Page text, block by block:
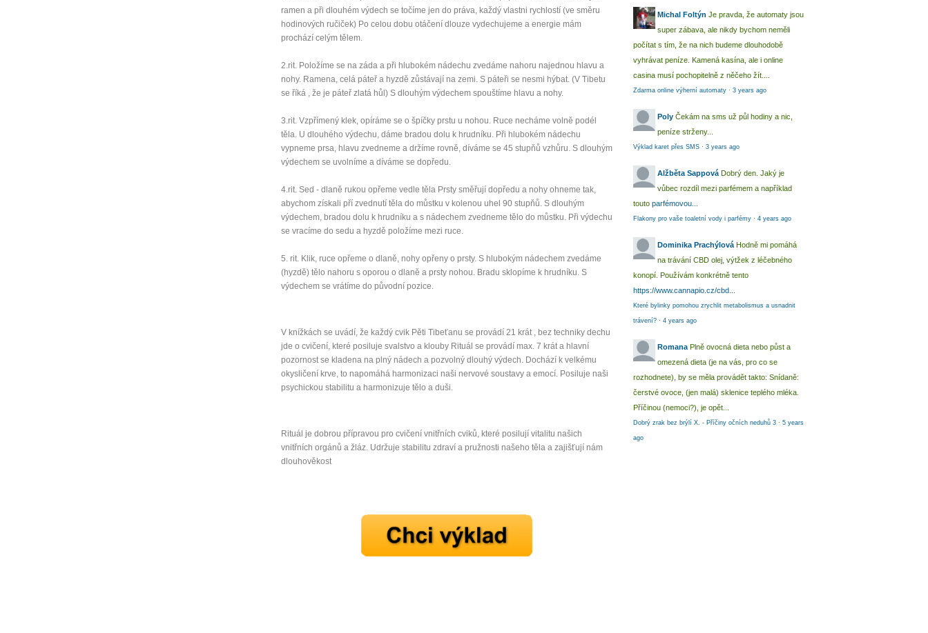
ramen a při dlouhém výdech se točíme jen do práva, každý vlastni rychlostí (ve směru
hodinových ručiček) Po celou dobu otáčení dlouze vydechujeme a energie mám
prochází celým tělem.
2.rit. Položíme se na záda a při hlubokém nádechu zvedáme nahoru najednou hlavu a
nohy. Ramena, celá páteř a hyzdě zůstávají na zemi. S páteři se nesmi hýbat. (V Tibetu
se říká , že je páteř zlatá hůl) S dlouhým výdechem spouštíme hlavu a nohy.
3.rit. Vzpřímený klek, opíráme se o špíčky prstu u nohou. Ruce necháme volně podél
těla. U dlouhého výdechu, dáme bradou dolu k hrudníku. Při hlubokém nádechu
vypneme prsa, hlavu zvedneme a držíme rovně, díváme se 45 stupňů vzhůru. S dlouhým
výdechem se uvolníme a díváme se dopředu.
4.rit. Sed - dlaně rukou opřeme vedle těla Prsty směřují dopředu a nohy ohneme tak,
abychom získali pří zvednutí těla do můstku v kolenou uhel 90 stupňů. S dlouhým
výdechem, bradou dolu k hrudníku a s nádechem zvedneme tělo do můstku. Při výdechu
se vracíme do sedu a hyzdě položíme mezi ruce.
5. rit. Klik, ruce opřeme o dlaně, nohy opřeny o prsty. S hlubokým nádechem zvedáme
(hyzdě) tělo nahoru s oporou o dlaně a prsty nohou. Bradu sklopíme k hrudníku. S
výdechem se vrátíme do původní pozice.
V knížkách se uvádí, že každý cvik Pěti Tibeťanu se provádí 21 krát , bez techniky dechu
jde o cvičení, které posiluje svalstvo a klouby Rituál se provádí max. 7 krát a hlavní
pozornost se kladena na plný nádech a pozvolný dlouhý výdech. Dochází k velkému
okysličení krve, to napomáhá harmonizaci naši nervové soustavy a emocí. Posiluje naši
psychickou stabilitu a harmonizuje tělo a duši.
Rituál je dobrou přípravou pro cvičení vnitřních cviků, které posilují vitalitu našich
vnitřních orgánů a žláz. Udržuje stabilitu zdraví a pružnosti našeho těla a zajišťují nám
dlouhověkost
Michal Foltýn Je pravda, že automaty jsou
super zábava, ale nikdy bychom neměli
počítat s tím, že na nich budeme dlouhodobě
vyhrávat peníze. Kamená kasína, ale i online
casina musí pochopitelně z něčeho žít....
Zdarma online výherní automaty · 3 years ago
Poly Čekám na sms už půl hodiny a nic,
peníze strženy...
Výklad karet přes SMS · 3 years ago
Alžběta Sappová Dobrý den. Jaký je
vůbec rozdíl mezi parfémem a například
touto parfémovou...
Flakony pro vaše toaletní vody i parfémy · 4 years ago
Dominika Prachýlová Hodně mi pomáhá
na trávání CBD olej, výtžek z léčebného
konopí. Používám konkrétně tento
https://www.cannapio.cz/cbd...
Které bylinky pomohou zrychlit metabolismus a usnadnit
trávení? · 4 years ago
Romana Plně ovocná dieta nebo půst a
omezená dieta (je na vás, pro co se
rozhodnete), by se měla provádět takto: Snídaně:
čerstvé ovoce, (jen malá) sklenice teplého mléka.
Příčinou (nemoci?), je opět...
Dobrý zrak bez brýlí X. - Příčiny očních neduhů 3 · 5 years
ago